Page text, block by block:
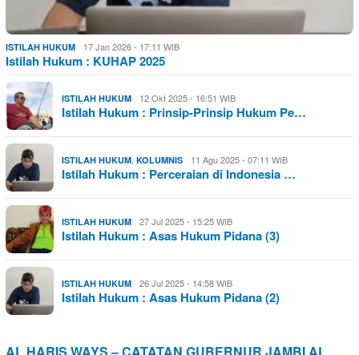
ISTILAH HUKUM 17 Jan 2026 - 17:11 WIB
Istilah Hukum : KUHAP 2025
ISTILAH HUKUM 12 Okt 2025 - 16:51 WIB
Istilah Hukum : Prinsip-Prinsip Hukum Pe…
ISTILAH HUKUM, KOLUMNIS 11 Agu 2025 - 07:11 WIB
Istilah Hukum : Perceraian di Indonesia …
ISTILAH HUKUM 27 Jul 2025 - 15:25 WIB
Istilah Hukum : Asas Hukum Pidana (3)
ISTILAH HUKUM 26 Jul 2025 - 14:58 WIB
Istilah Hukum : Asas Hukum Pidana (2)